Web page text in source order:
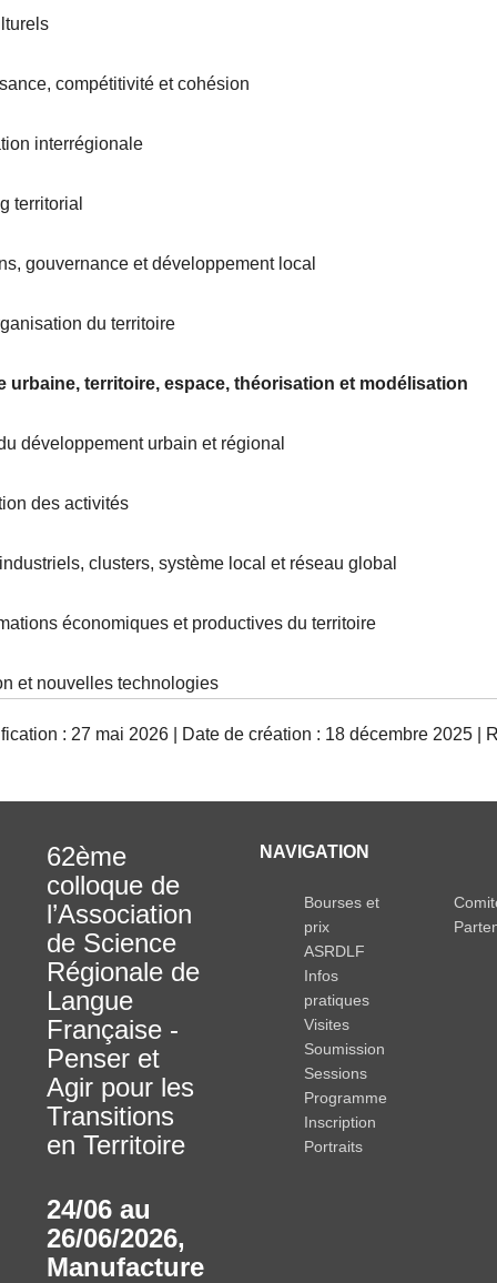
compétitivité et cohésion
interrégionale
territorial
gouvernance et développement local
du territoire
urbaine, territoire, espace, théorisation et modélisation
développement urbain et régional
des activités
clusters, système local et réseau global
économiques et productives du territoire
et nouvelles technologies
: 27 mai 2026 | Date de création : 18 décembre 2025 |
62ème
colloque de
l’Association
de Science
Régionale de
Langue
Française -
Penser et
Agir pour les
Transitions
en Territoire
24/06 au
26/06/2026,
Manufacture
NAVIGATION
Bourses et
prix
ASRDLF
Infos
pratiques
Visites
Soumission
Sessions
Programme
Inscription
Portraits